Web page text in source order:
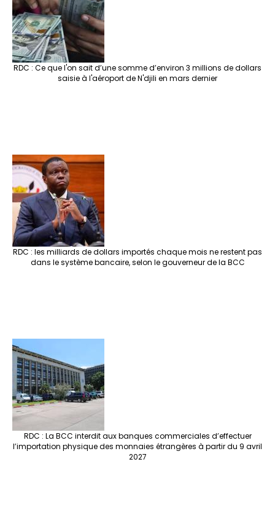
RDC : Ce que l'on sait d’une somme d’environ 3 millions de dollars
saisie à l'aéroport de N'djili en mars dernier
RDC : les milliards de dollars importés chaque mois ne restent pas
dans le système bancaire, selon le gouverneur de la BCC
RDC : La BCC interdit aux banques commerciales d’effectuer
l’importation physique des monnaies étrangères à partir du 9 avril
2027